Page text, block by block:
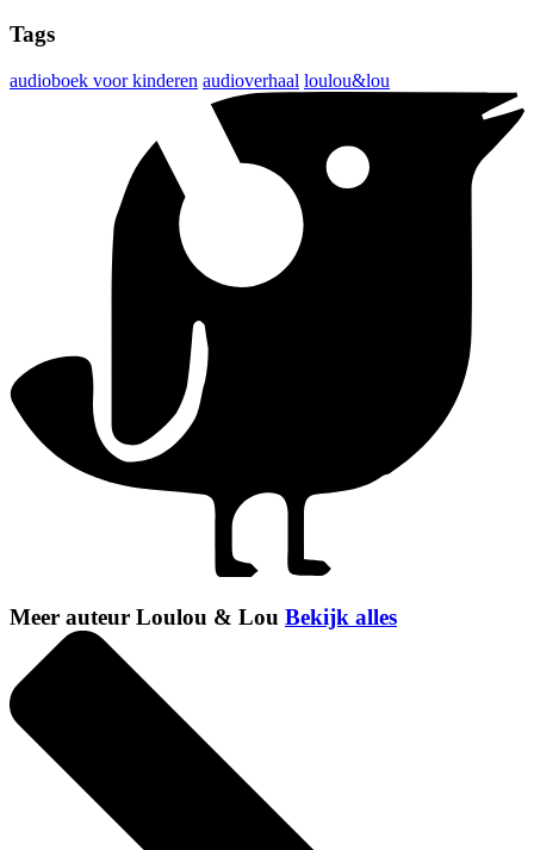
Tags
audioboek voor kinderen audioverhaal loulou&lou
Meer auteur Loulou & Lou Bekijk alles